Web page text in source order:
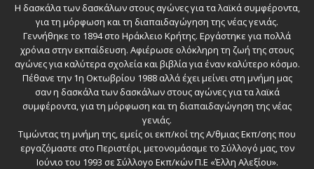
Η δασκάλα των δασκάλων στους αγώνες για τα λαϊκά συμφέροντα,
για τη μόρφωση και τη διαπαιδαγώγηση της νέας γενιάς.
Γεννήθηκε το 1894 στο Ηράκλειο Κρήτης. Εργάστηκε για πολλά
χρόνια στην εκπαίδευση. Αφιέρωσε ολόκληρη τη ζωή της στους
αγώνες για καλύτερα σχολεία και βιβλία για έναν καλύτερο κόσμο.
Πέθανε την 1η Οκτωβρίου 1988 αλλά έχει μείνει στη μνήμη μας
σαν η δασκάλα των δασκάλων στους αγώνες για τα λαϊκά
συμφέροντα, για τη μόρφωση και τη διαπαιδαγώγηση της νέας
γενιάς.
Τιμώντας τη μνήμη της, εμείς οι εκπ/κοί της Α/θμιας Εκπ/σης που
εργαζόμαστε στο Περιστέρι, μετονομάσαμε το Σύλλογό μας, τον
Ιούνιο του 1993 σε Σύλλογο Εκπ/κών Π.Ε «Έλλη Αλεξίου».